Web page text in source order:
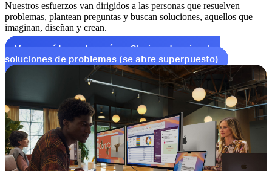
Nuestros esfuerzos van dirigidos a las personas que resuelven
problemas, plantean preguntas y buscan soluciones, aquellos que
imaginan, diseñan y crean.
Vea un vídeo
sobre cómo Claris potencia a los
soluciones de problemas (se abre superpuesto)